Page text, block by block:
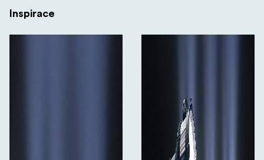
Inspirace